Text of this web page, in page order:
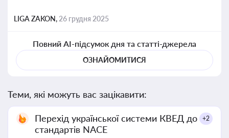
LIGA ZAKON, 26 грудня 2025
Повний AI-підсумок дня та статті-джерела
ОЗНАЙОМИТИСЯ
Теми, які можуть вас зацікавити:
Перехід української системи КВЕД до
стандартів NACE
+2